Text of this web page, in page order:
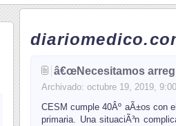
â€œNecesitamos
Archivado: octubre 19, 2019,
CESM cumple 40Âº aÃ±os con
primaria. Una situaciÃ³n